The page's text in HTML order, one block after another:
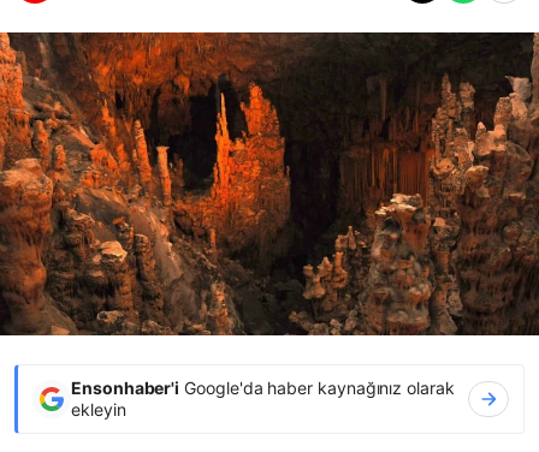
Ensonhaber'i Google'da haber kaynağınız olarak
ekleyin